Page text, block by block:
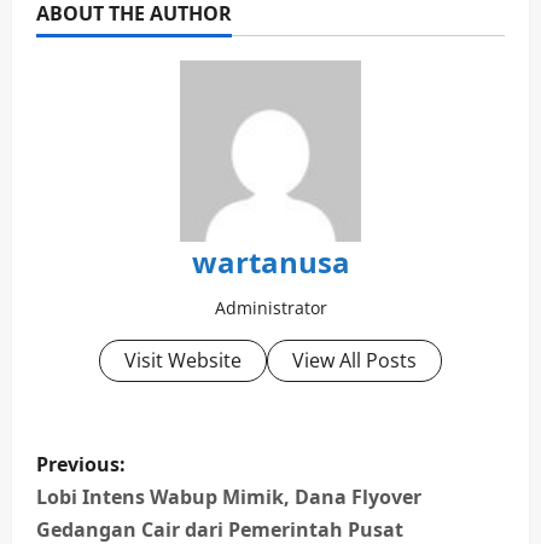
ABOUT THE AUTHOR
wartanusa
Administrator
Visit Website View All Posts
P
o
Previous:
Lobi Intens Wabup Mimik, Dana Flyover
Gedangan Cair dari Pemerintah Pusat